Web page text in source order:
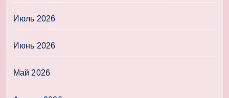
Июль 2026
Июнь 2026
Май 2026